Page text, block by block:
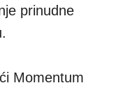
prinudne
Momentum